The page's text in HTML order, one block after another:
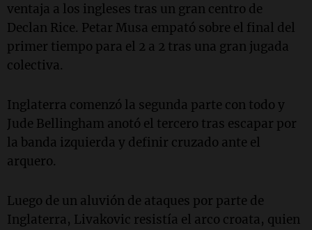
ventaja a los ingleses tras un gran centro de
Declan Rice. Petar Musa empató sobre el final del
primer tiempo para el 2 a 2 tras una gran jugada
colectiva.
Inglaterra comenzó la segunda parte con todo y
Jude Bellingham anotó el tercero tras escapar por
la banda izquierda y definir cruzado ante el
arquero.
Luego de un aluvión de ataques por parte de
Inglaterra, Livakovic resistía el arco croata, quien